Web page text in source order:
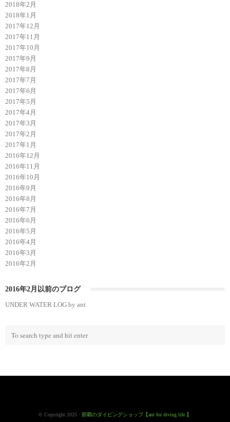
2018年2月
2018年1月
2017年12月
2017年11月
2017年10月
2017年9月
2017年8月
2017年7月
2017年6月
2017年5月
2017年4月
2017年3月
2017年2月
2017年1月
2016年12月
2016年11月
2016年10月
2016年9月
2016年8月
2016年7月
2016年6月
2016年5月
2016年4月
2016年3月
2016年2月
2016年2月以前のブログ
UNDER WATER LOG by ant
© Copyright 2025 · 那覇のダイビングショップ【ant for diving life.】